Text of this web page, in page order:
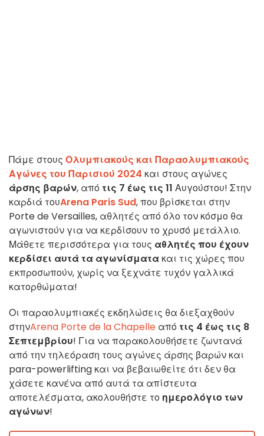
Πάμε στους Ολυμπιακούς και Παραολυμπιακούς
Αγώνες του Παρισιού 2024 και στους αγώνες
άρσης βαρών, από τις 7 έως τις 11 Αυγούστου! Στην
καρδιά τουArena Paris Sud, που βρίσκεται στην
Porte de Versailles, αθλητές από όλο τον κόσμο θα
αγωνιστούν για να κερδίσουν το χρυσό μετάλλιο.
Μάθετε περισσότερα για τους αθλητές που έχουν
κερδίσει αυτά τα αγωνίσματα και τις χώρες που
εκπροσωπούν, χωρίς να ξεχνάτε τυχόν γαλλικά
κατορθώματα!
Οι παραολυμπιακές εκδηλώσεις θα διεξαχθούν
στηνArena Porte de la Chapelle από τις 4 έως τις 8
Σεπτεμβρίου! Για να παρακολουθήσετε ζωντανά
από την τηλεόραση τους αγώνες άρσης βαρών και
para-powerlifting και να βεβαιωθείτε ότι δεν θα
χάσετε κανένα από αυτά τα απίστευτα
αποτελέσματα, ακολουθήστε το ημερολόγιο των
αγώνων!